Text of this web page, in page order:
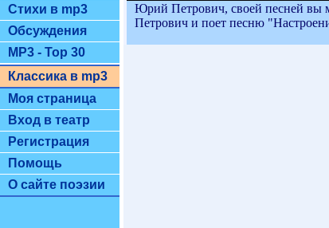
Стихи в mp3
Обсуждения
MP3 - Top 30
Классика в mp3
Моя страница
Вход в театр
Регистрация
Помощь
О сайте поэзии
Юрий Петрович, своей песней вы
Петрович и поет песню